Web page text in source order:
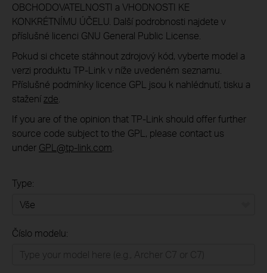
OBCHODOVATELNOSTI a VHODNOSTI KE
KONKRÉTNÍMU ÚČELU. Další podrobnosti najdete v
příslušné licenci GNU General Public License.
Pokud si chcete stáhnout zdrojový kód, vyberte model a
verzi produktu TP-Link v níže uvedeném seznamu.
Příslušné podmínky licence GPL jsou k nahlédnutí, tisku a
staženízde
If you are of the opinion that TP-Link should offer further
source code subject to the GPL, please contact us
under GPL@tp-link.com
Type:
Číslo modelu: